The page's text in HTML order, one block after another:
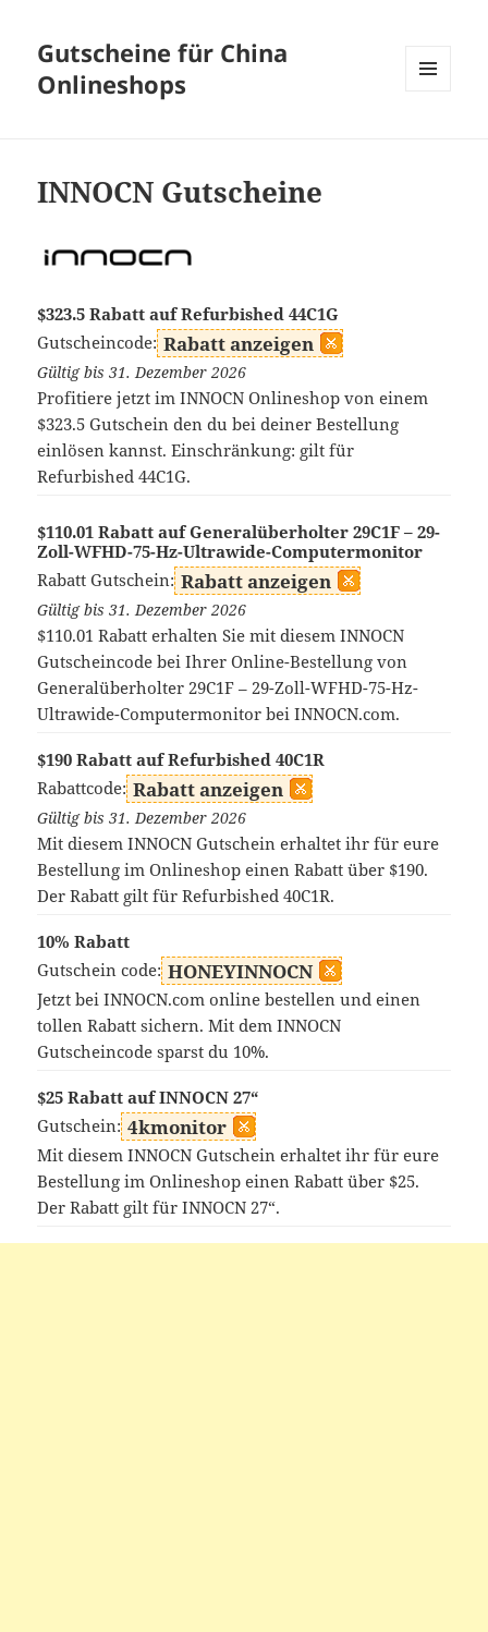
Gutscheine für China
Onlineshops
INNOCN Gutscheine
$323.5 Rabatt auf Refurbished 44C1G
Gutscheincode: Rabatt anzeigen
Gültig bis 31. Dezember 2026
Profitiere jetzt im INNOCN Onlineshop von einem
$323.5 Gutschein den du bei deiner Bestellung
einlösen kannst. Einschränkung: gilt für
Refurbished 44C1G.
$110.01 Rabatt auf Generalüberholter 29C1F – 29-
Zoll-WFHD-75-Hz-Ultrawide-Computermonitor
Rabatt Gutschein: Rabatt anzeigen
Gültig bis 31. Dezember 2026
$110.01 Rabatt erhalten Sie mit diesem INNOCN
Gutscheincode bei Ihrer Online-Bestellung von
Generalüberholter 29C1F – 29-Zoll-WFHD-75-Hz-
Ultrawide-Computermonitor bei INNOCN.com.
$190 Rabatt auf Refurbished 40C1R
Rabattcode: Rabatt anzeigen
Gültig bis 31. Dezember 2026
Mit diesem INNOCN Gutschein erhaltet ihr für eure
Bestellung im Onlineshop einen Rabatt über $190.
Der Rabatt gilt für Refurbished 40C1R.
10% Rabatt
Gutschein code: HONEYINNOCN
Jetzt bei INNOCN.com online bestellen und einen
tollen Rabatt sichern. Mit dem INNOCN
Gutscheincode sparst du 10%.
$25 Rabatt auf INNOCN 27“
Gutschein: 4kmonitor
Mit diesem INNOCN Gutschein erhaltet ihr für eure
Bestellung im Onlineshop einen Rabatt über $25.
Der Rabatt gilt für INNOCN 27“.